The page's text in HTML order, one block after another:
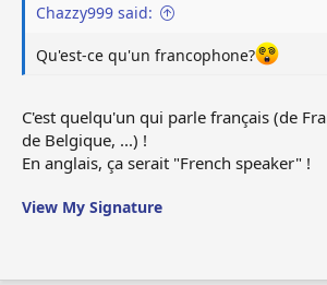
Chazzy999 said:
Qu'est-ce qu'un francophone?
C'est quelqu'un qui parle français (de
de Belgique, ...) !
En anglais, ça serait "French speaker" !
View My Signature